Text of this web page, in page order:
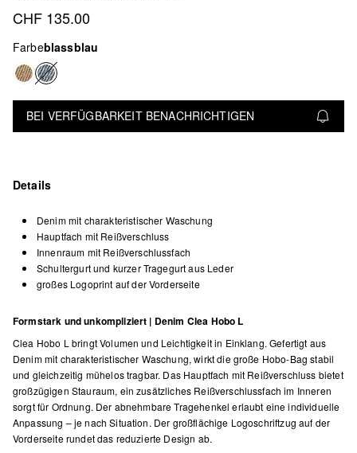
CHF 135.00
Farbeblassblau
BEI VERFÜGBARKEIT BENACHRICHTIGEN
Details
Denim mit charakteristischer Waschung
Hauptfach mit Reißverschluss
Innenraum mit Reißverschlussfach
Schultergurt und kurzer Tragegurt aus Leder
großes Logoprint auf der Vorderseite
Formstark und unkompliziert | Denim Clea Hobo L
Clea Hobo L bringt Volumen und Leichtigkeit in Einklang. Gefertigt aus
Denim mit charakteristischer Waschung, wirkt die große Hobo-Bag stabil
und gleichzeitig mühelos tragbar. Das Hauptfach mit Reißverschluss bietet
großzügigen Stauraum, ein zusätzliches Reißverschlussfach im Inneren
sorgt für Ordnung. Der abnehmbare Tragehenkel erlaubt eine individuelle
Anpassung – je nach Situation. Der großflächige Logoschriftzug auf der
Vorderseite rundet das reduzierte Design ab.